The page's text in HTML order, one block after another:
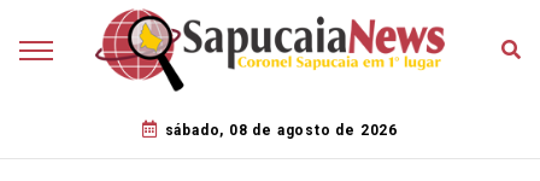
sábado, 08 de agosto de 2026